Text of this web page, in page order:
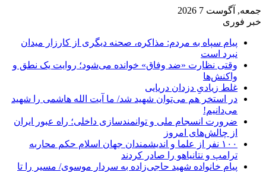
جمعه, آگوست 7 2026
خبر فوری
پیام سپاه به مردم: مذاکره، صحنه دیگری از کارزار میدان
نبرد است
وقتی نظارت «ضد وفاق» خوانده می‌شود؛ روایت یک نطق و
واکنش‌ها
غلط زیادیِ دزدان دریایی
در استخر هم می‌توان شهید شد/ ما آیت الله هاشمی را شهید
می‌دانیم!
ضرورت انسجام ملی و توانمندسازی داخلی؛ راه عبور ایران
از چالش‌های امروز
۱۰۰ نفر از علما و اندیشمندان جهان اسلام حکم محاربه
ترامپ و نتانیاهو را صادر کردند
پیام خانواده شهید حاجی‌زاده به سردار موسوی/ مسیر را تا